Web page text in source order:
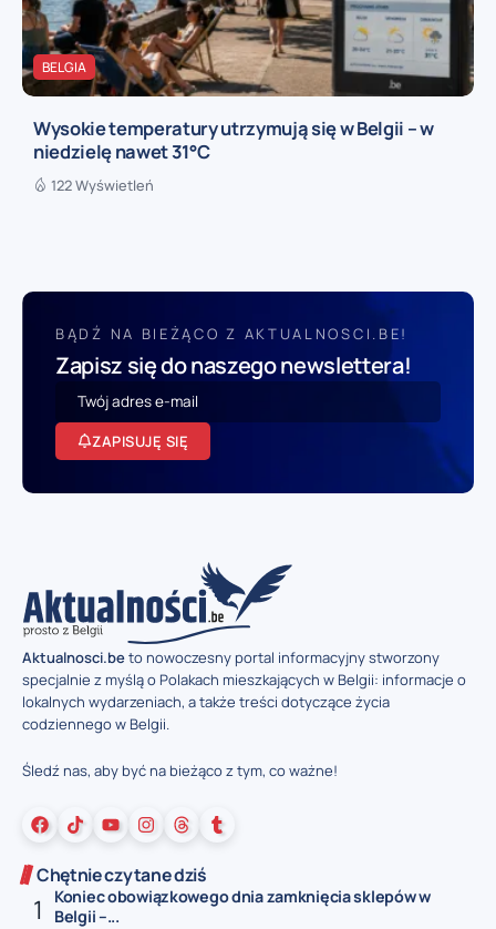
BELGIA
Wysokie temperatury utrzymują się w Belgii – w
niedzielę nawet 31°C
122 Wyświetleń
BĄDŹ NA BIEŻĄCO Z AKTUALNOSCI.BE!
Zapisz się do naszego newslettera!
ZAPISUJĘ SIĘ
Aktualnosci.beto nowoczesny portal informacyjny stworzony
specjalnie z myślą o Polakach mieszkających w Belgii: informacje o
lokalnych wydarzeniach, a także treści dotyczące życia
codziennego w Belgii.
Śledź nas, aby być na bieżąco z tym, co ważne!
Chętnie czytane dziś
Koniec obowiązkowego dnia zamknięcia sklepów w
Belgii –...